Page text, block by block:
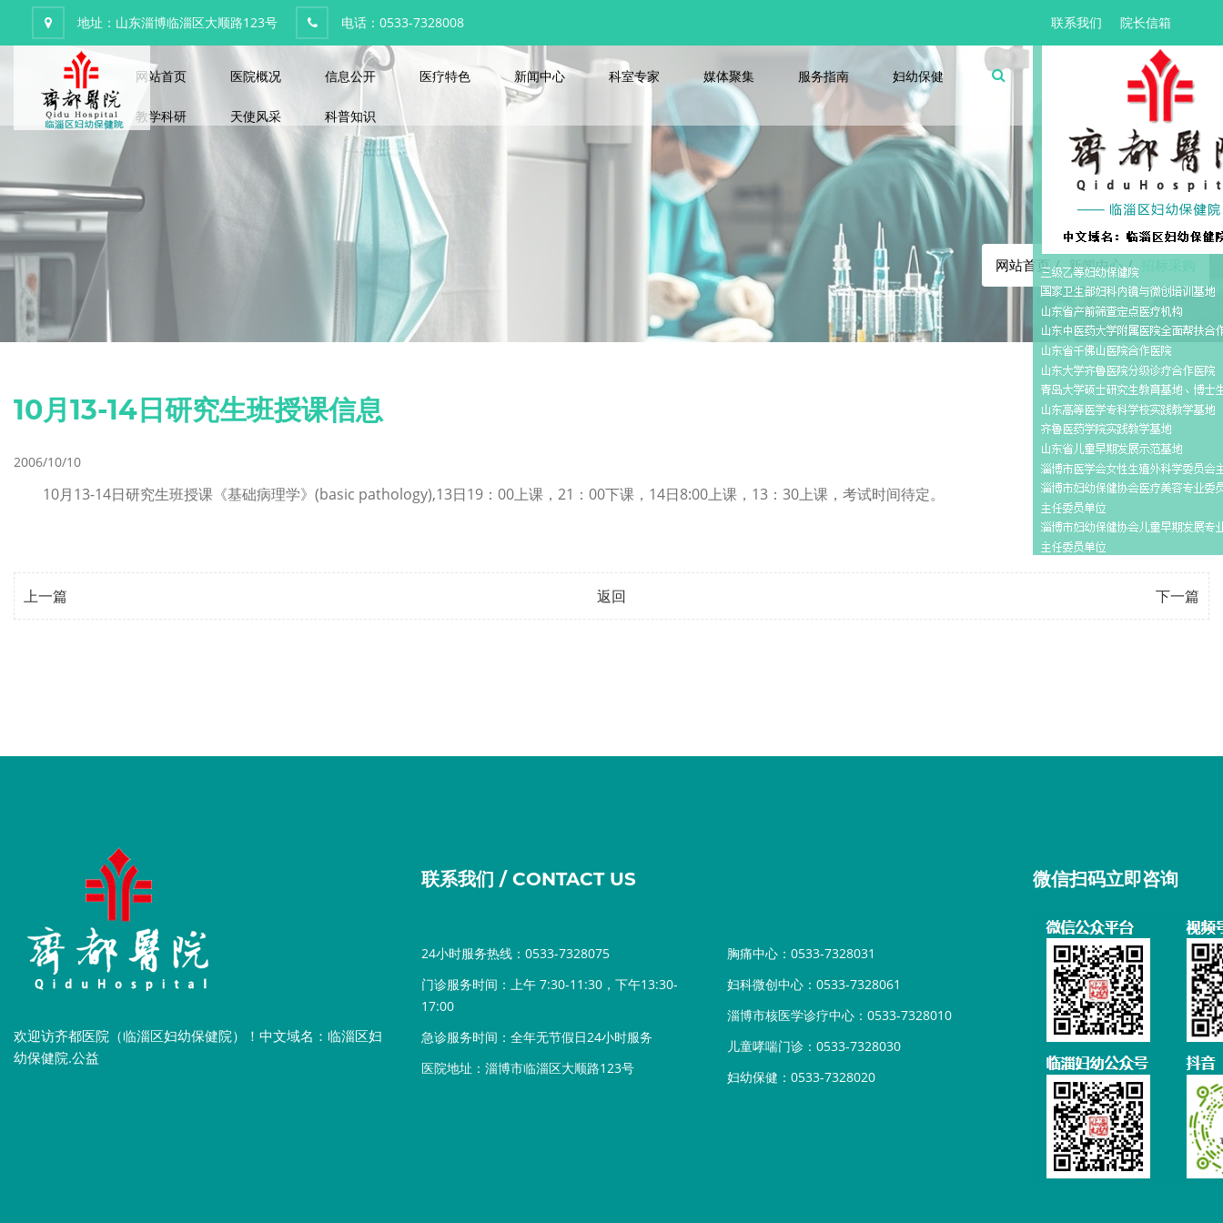
地址：山东淄博临淄区大顺路123号 电话：0533-7328008 联系我们 院长信箱
网站首页 医院概况 信息公开 医疗特色 新闻中心 科室专家 媒体聚集 服务指南 妇幼保健
教学科研 天使风采 科普知识
招标采购
网站首页 新闻中心 招标采购
10月13-14日研究生班授课信息
2006/10/10
10月13-14日研究生班授课《基础病理学》(basic pathology),13日19：00上课，21：00下课，14日8:00上课，13：30上课，考试时间待定。
上一篇 返回 下一篇
欢迎访齐都医院（临淄区妇幼保健院）！中文域名：临淄区妇
幼保健院.公益
联系我们 / CONTACT US
24小时服务热线：0533-7328075
门诊服务时间：上午 7:30-11:30，下午13:30-
17:00
急诊服务时间：全年无节假日24小时服务
医院地址：淄博市临淄区大顺路123号
胸痛中心：0533-7328031
妇科微创中心：0533-7328061
淄博市核医学诊疗中心：0533-7328010
儿童哮喘门诊：0533-7328030
妇幼保健：0533-7328020
微信扫码立即咨询